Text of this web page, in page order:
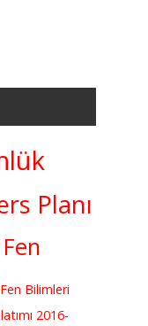
Planı
Fen
Fen Bilimleri
2016-